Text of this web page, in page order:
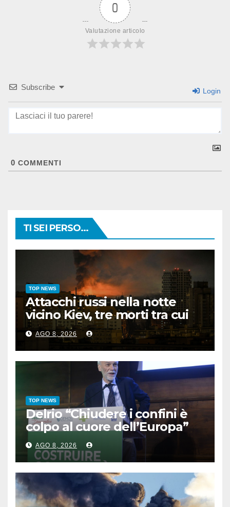
0
Valutazione articolo
Subscribe Login
0 COMMENTI
TI SEI PERSO...
TOP NEWS
Attacchi russi nella notte
vicino Kiev, tre morti tra cui
un bambino
AGO 8, 2026
TOP NEWS
Delrio “Chiudere i confini è
colpo al cuore dell’Europa”
AGO 8, 2026